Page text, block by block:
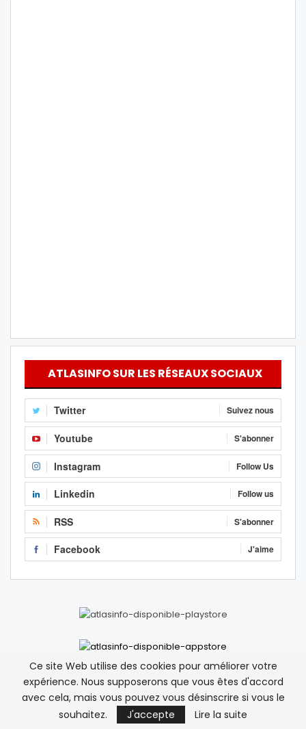
ATLASINFO SUR LES RÉSEAUX SOCIAUX
Twitter Suivez nous
Youtube S'abonner
Instagram Follow Us
Linkedin Follow us
RSS S'abonner
Facebook J'aime
Nam
Deux hélicoptères militaires algériens
survolent la ville frontalière de Figuig
Ce site Web utilise des cookies pour améliorer votre
expérience. Nous supposerons que vous êtes d'accord
avec cela, mais vous pouvez vous désinscrire si vous le
souhaitez.
J'accepte Lire la suite